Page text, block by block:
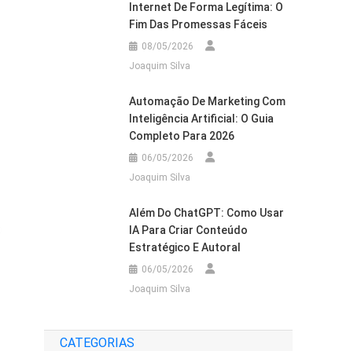
Internet De Forma Legítima: O
Fim Das Promessas Fáceis
08/05/2026
Joaquim Silva
Automação De Marketing Com
Inteligência Artificial: O Guia
Completo Para 2026
06/05/2026
Joaquim Silva
Além Do ChatGPT: Como Usar
IA Para Criar Conteúdo
Estratégico E Autoral
06/05/2026
Joaquim Silva
CATEGORIAS